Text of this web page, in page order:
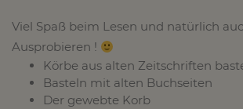
Viel Spaß beim Lesen und natürlich
Ausprobieren !
Körbe aus alten Zeitschriften
Basteln mit alten Buchseiten
Der gewebte Korb